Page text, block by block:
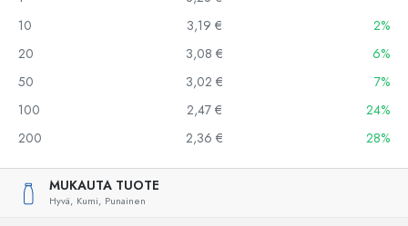
10
3,19 €
2%
20
3,08 €
6%
50
3,02 €
7%
100
2,47 €
24%
200
2,36 € 28%
MUKAUTA TUOTE
Hyvä, Kumi, Punainen